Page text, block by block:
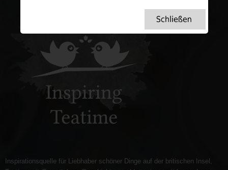
Inspirationsquelle für Liebhaber schöner Dinge auf der britischen Insel,